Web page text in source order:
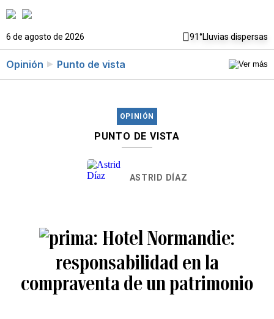
6 de agosto de 2026 91°Lluvias dispersas
Opinión Punto de vista
OPINIÓN
PUNTO DE VISTA
ASTRID DÍAZ
Hotel Normandie:
responsabilidad en la
compraventa de un patrimonio